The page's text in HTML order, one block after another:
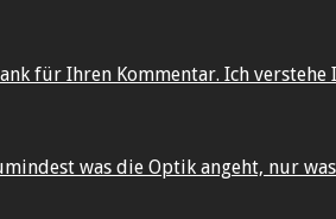
für Ihren Kommentar. Ich verstehe
was die Optik angeht, nur was